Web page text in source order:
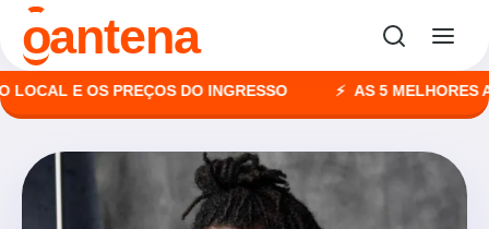
oantena
E OS PREÇOS DO INGRESSO AS 5 MELHORES